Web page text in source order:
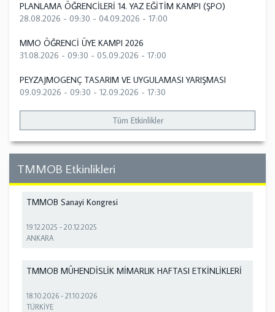
PLANLAMA ÖĞRENCİLERİ 14. YAZ EĞİTİM KAMPI (ŞPO)
28.08.2026 - 09:30 - 04.09.2026 - 17:00
MMO ÖĞRENCİ ÜYE KAMPI 2026
31.08.2026 - 09:30 - 05.09.2026 - 17:00
PEYZAJMOGENÇ TASARIM VE UYGULAMASI YARIŞMASI
09.09.2026 - 09:30 - 12.09.2026 - 17:30
Tüm Etkinlikler
TMMOB Etkinlikleri
TMMOB Sanayi Kongresi
19.12.2025 -20.12.2025
ANKARA
TMMOB MÜHENDİSLİK MİMARLIK HAFTASI ETKİNLİKLERİ
18.10.2026 -21.10.2026
TÜRKİYE